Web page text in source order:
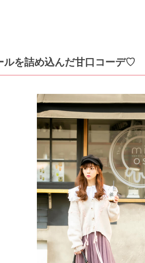
ルを詰め込んだ甘口コーデ♡